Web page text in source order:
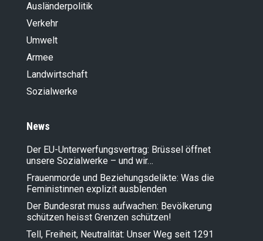
Ausländer­politik
Verkehr
Umwelt
Armee
Landwirt­schaft
Sozialwerke
News
Der EU-Unterwerfungsvertrag: Brüssel öffnet
unsere Sozialwerke – und wir…
Frauenmorde und Beziehungsdelikte: Was die
Feministinnen explizit ausblenden
Der Bundesrat muss aufwachen: Bevölkerung
schützen heisst Grenzen schützen!
Tell, Freiheit, Neutralität: Unser Weg seit 1291